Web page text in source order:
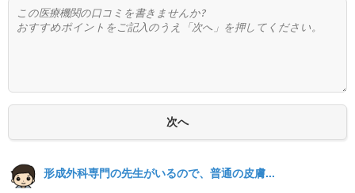
形成外科専門の先生がいるので、普通の皮膚...